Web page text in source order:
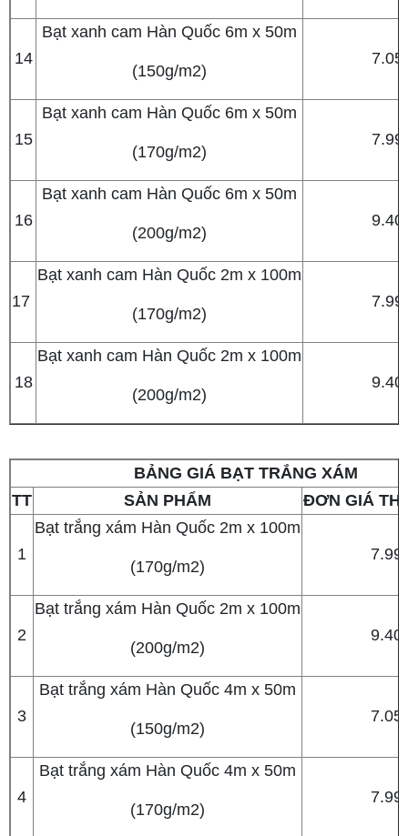
14
Bạt xanh cam Hàn Quốc 6m x 50m
(150g/m2)
15
Bạt xanh cam Hàn Quốc 6m x 50m
(170g/m2)
16
Bạt xanh cam Hàn Quốc 6m x 50m
(200g/m2)
17
Bạt xanh cam Hàn Quốc 2m x 100m
(170g/m2)
18
Bạt xanh cam Hàn Quốc 2m x 100m
(200g/m2)
BẢNG GIÁ BẠT TRẮNG XÁM
TT
SẢN PHẨM ĐƠN GIÁ
1
Bạt trắng xám Hàn Quốc 2m x 100m
(170g/m2)
2
Bạt trắng xám Hàn Quốc 2m x 100m
(200g/m2)
3
Bạt trắng xám Hàn Quốc 4m x 50m
(150g/m2)
4
Bạt trắng xám Hàn Quốc 4m x 50m
(170g/m2)